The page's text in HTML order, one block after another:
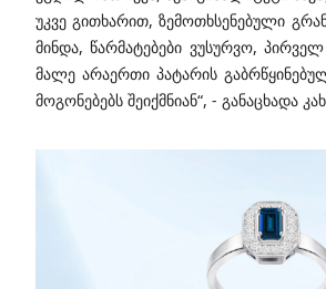
უკვე გითხარით, ზემოთხსენებული
მინდა, წარმატებები ვუსურვო,
მალე არაერთი პატარის
მოგონებებს შეიქმნიან“, - განაცხადა